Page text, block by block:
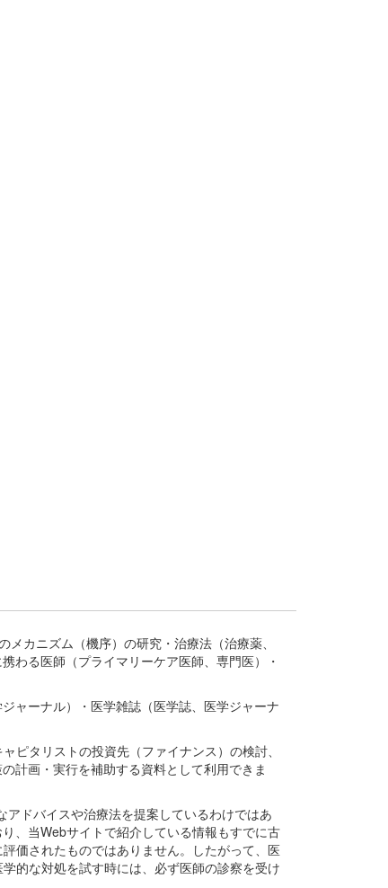
カニズム（機序）の研究・治療法（治療薬、
わる医師（プライマリーケア医師、専門医）・
ャーナル）・医学雑誌（医学誌、医学ジャーナ
ピタリストの投資先（ファイナンス）の検討、
計画・実行を補助する資料として利用できま
ドバイスや治療法を提案しているわけではあ
、当Webサイトで紹介している情報もすでに古
価されたものではありません。したがって、医
的な対処を試す時には、必ず医師の診察を受け